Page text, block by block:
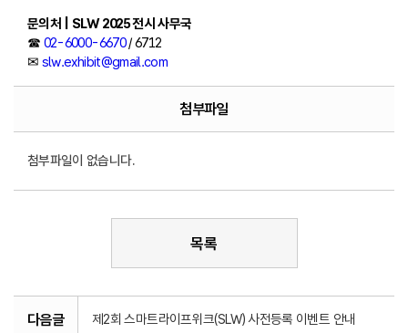
문의처 | SLW 2025 전시 사무국
☎ 02-6000-6670/ 6712
✉ slw.exhibit@gmail.com
첨부파일
첨부파일이 없습니다.
목록
다음글 제2회 스마트라이프위크(SLW) 사전등록 이벤트 안내